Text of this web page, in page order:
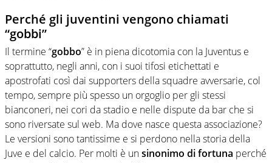
Perché gli juventini vengono chiamati
“gobbi”
Il termine “gobbo” è in piena dicotomia con la Juventus e
soprattutto, negli anni, con i suoi tifosi etichettati e
apostrofati così dai supporters della squadre avversarie, col
tempo, sempre più spesso un orgoglio per gli stessi
bianconeri, nei cori da stadio e nelle dispute da bar che si
sono riversate sul web. Ma dove nasce questa associazione?
Le versioni sono tantissime e si perdono nella storia della
Juve e del calcio. Per molti è unsinonimo di fortuna perché